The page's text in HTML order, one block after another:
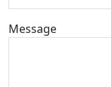
Message